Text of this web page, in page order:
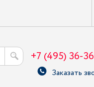
+7 (495) 36-
Заказать